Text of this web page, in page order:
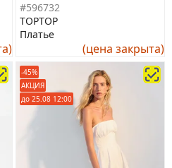
#596732
TOPTOP
Платье
(цена закрыта)
-45%
АКЦИЯ
до 25.08 12:00